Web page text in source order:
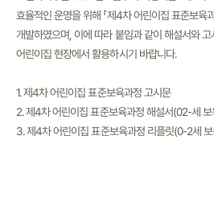
효율적인 운영을 위해 「제4차 어린이집 표준보육
개발하였으며, 이에 따라 붙임과 같이 해설서와
어린이집 현장에서 활용하시기 바랍니다.
1. 제4차 어린이집 표준보육과정 고시문
2. 제4차 어린이집 표준보육과정 해설서(02-세 보
3. 제4차 어린이집 표준보육과정 리플릿(0-2세